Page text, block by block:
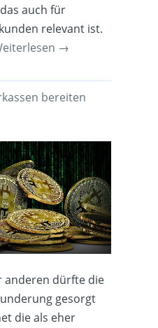
auch für
relevant ist.
→
bereiten
anderen dürfte die
gesorgt
die als eher